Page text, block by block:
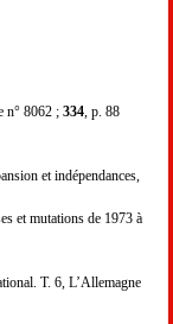
n° 8062 ; 334 , p. 88
et indépendances,
et mutations de 1973 à
T. 6, L’Allemagne